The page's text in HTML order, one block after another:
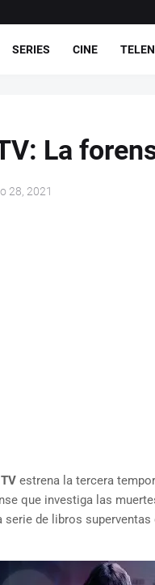
SERIES CINE
La
28, 2021
estrena la tercera
que investiga las
de libros